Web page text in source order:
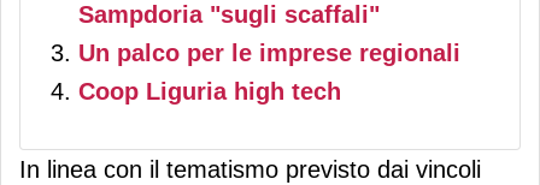
Sampdoria "sugli scaffali"
Un palco per le imprese regionali
Coop Liguria high tech
In linea con il tematismo previsto dai vincoli